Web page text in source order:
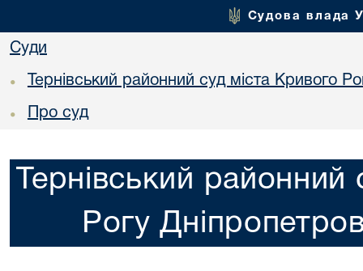
Судова влада
Суди
• Тернівський районний суд міста Кривого
• Про суд
Тернівський районний
Рогу